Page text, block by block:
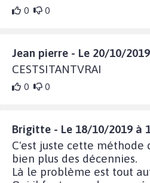
0 0
Jean pierre - Le 20/10/
CESTSITANTVRAI
0 0
Brigitte - Le 18/10/2019 à
C'est juste cette méthode
bien plus des décennies.
Là le problème est tout